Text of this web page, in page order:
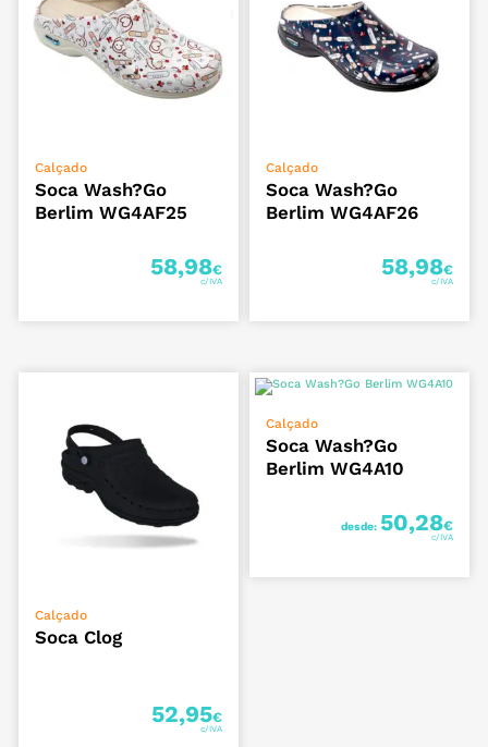
Calçado
Soca Wash?Go
Berlim WG4AF25
58,98€
Calçado
Soca Wash?Go
Berlim WG4AF26
58,98€
Calçado
Soca Clog
52,95€
Calçado
Soca Wash?Go
Berlim WG4A10
desde: 50,28€